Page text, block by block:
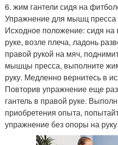
6. жим гантели сидя на
Упражнение для мышц
Исходное положение: сидя на
руке, возле плеча, ладонь
правой рукой на мяч,
мышцы пресса, выполните
руку. Медленно вернитесь в
Повторив упражнение еще
гантель в правой руке.
приобретения опыта,
упражнение без опоры на руку.